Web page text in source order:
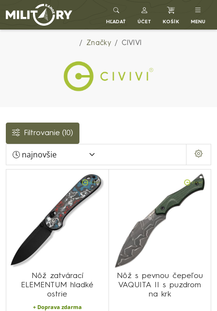
Army shop MILITARY RANGE SK
HĽADAŤ ÚČET KOŠÍK MENU
Značky CIVIVI
Filtrovanie (10)
Nôž zatvárací
ELEMENTUM hladké
ostrie
+ Doprava zdarma
Nôž s pevnou čepeľou
VAQUITA II s puzdrom
na krk